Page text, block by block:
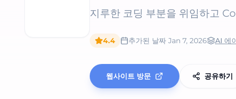
지루한 코딩 부분을 위임하고
4.4 추가된 날짜 Jan 7, 2026 AI 에
웹사이트 방문 공유하기